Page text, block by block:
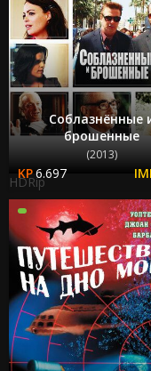
Соблазнённые
брошенные
(2013)
6.697
HDRip